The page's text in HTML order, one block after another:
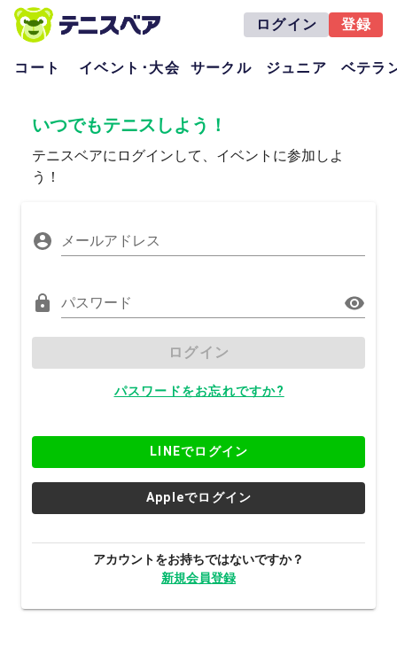
ログイン 登録
コート イベント･大会 サークル ジュニア ベテラ
いつでもテニスしよう！
テニスベアにログインして、イベントに参加しよ
う！
メールアドレス
パスワード
ログイン
パスワードをお忘れですか?
LINEでログイン
Appleでログイン
アカウントをお持ちではないですか？
新規会員登録